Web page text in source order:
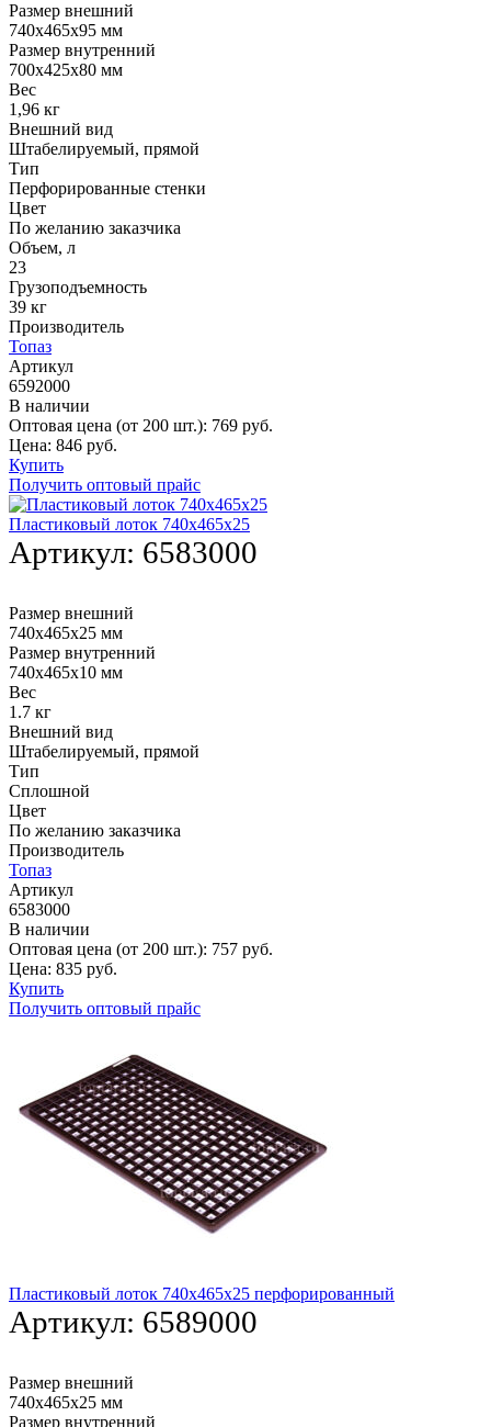
Размер внешний
740х465х95 мм
Размер внутренний
700х425х80 мм
Вес
1,96 кг
Внешний вид
Штабелируемый, прямой
Тип
Перфорированные стенки
Цвет
По желанию заказчика
Объем, л
23
Грузоподъемность
39 кг
Производитель
Топаз
Артикул
6592000
В наличии
Оптовая цена (от 200 шт.): 769 руб.
Цена: 846 руб.
Купить
Получить оптовый прайс
Пластиковый лоток 740х465х25
Артикул: 6583000
Размер внешний
740х465х25 мм
Размер внутренний
740х465х10 мм
Вес
1.7 кг
Внешний вид
Штабелируемый, прямой
Тип
Сплошной
Цвет
По желанию заказчика
Производитель
Топаз
Артикул
6583000
В наличии
Оптовая цена (от 200 шт.): 757 руб.
Цена: 835 руб.
Купить
Получить оптовый прайс
Пластиковый лоток 740х465х25 перфорированный
Артикул: 6589000
Размер внешний
740х465х25 мм
Размер внутренний